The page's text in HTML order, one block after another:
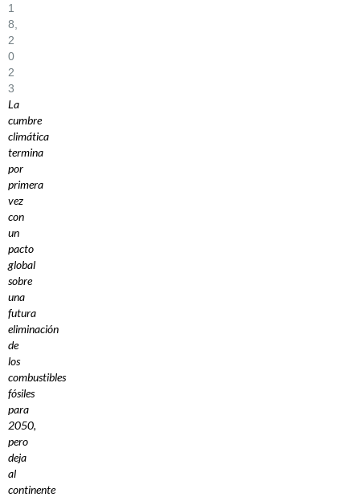
1
8,
2
0
2
3
La
cumbre
climática
termina
por
primera
vez
con
un
pacto
global
sobre
una
futura
eliminación
de
los
combustibles
fósiles
para
2050,
pero
deja
al
continente